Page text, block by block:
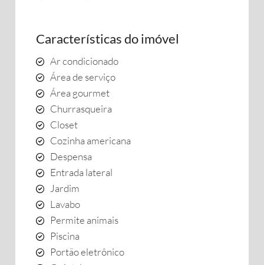
Características do imóvel
Ar condicionado
Área de serviço
Área gourmet
Churrasqueira
Closet
Cozinha americana
Despensa
Entrada lateral
Jardim
Lavabo
Permite animais
Piscina
Portão eletrônico